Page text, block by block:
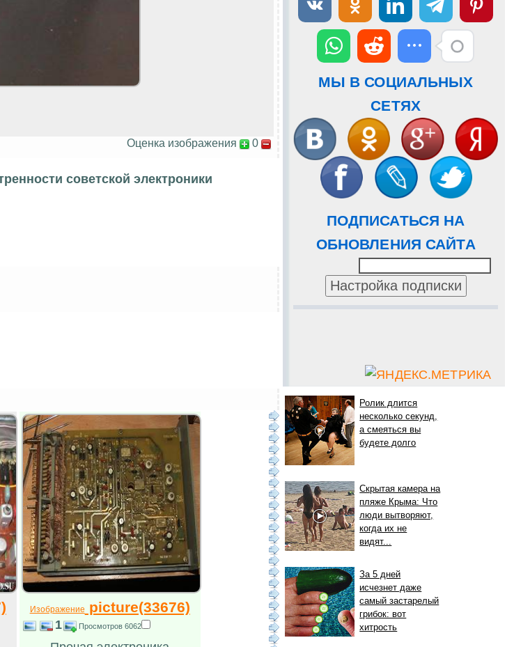
МЫ В СОЦИАЛЬНЫХ
СЕТЯХ
ПОДПИСАТЬСЯ НА
ОБНОВЛЕНИЯ САЙТА
Ролик длится
несколько секунд,
а смеяться вы
будете долго
Скрытая камера на
пляже Крыма: Что
люди вытворяют,
когда их не
видят...
За 5 дней
исчезнет даже
самый застарелый
грибок: вот
хитрость
Оценка изображения 0
советской электроники
Изображение picture(33676)
1 Просмотров 6062